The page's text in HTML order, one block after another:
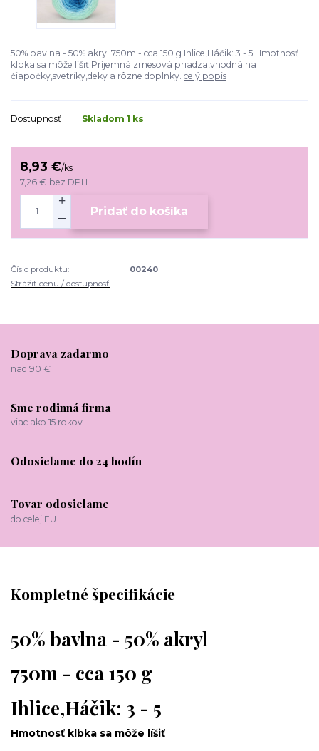
50% bavlna - 50% akryl 750m - cca 150 g Ihlice,Háčik: 3 - 5 Hmotnosť
klbka sa môže líšiť Príjemná zmesová priadza,vhodná na
čiapočky,svetríky,deky a rôzne doplnky. celý popis
Dostupnosť Skladom 1 ks
8,93 €/ks
7,26 € bez DPH
Pridať do košíka
Číslo produktu:
00240
Strážiť cenu / dostupnosť
Doprava zadarmo
nad 90 €
Sme rodinná firma
viac ako 15 rokov
Odosielame do 24 hodín
Tovar odosielame
do celej EU
Kompletné špecifikácie
50% bavlna - 50% akryl
750m - cca 150 g
Ihlice,Háčik: 3 - 5
Hmotnosť klbka sa môže líšiť